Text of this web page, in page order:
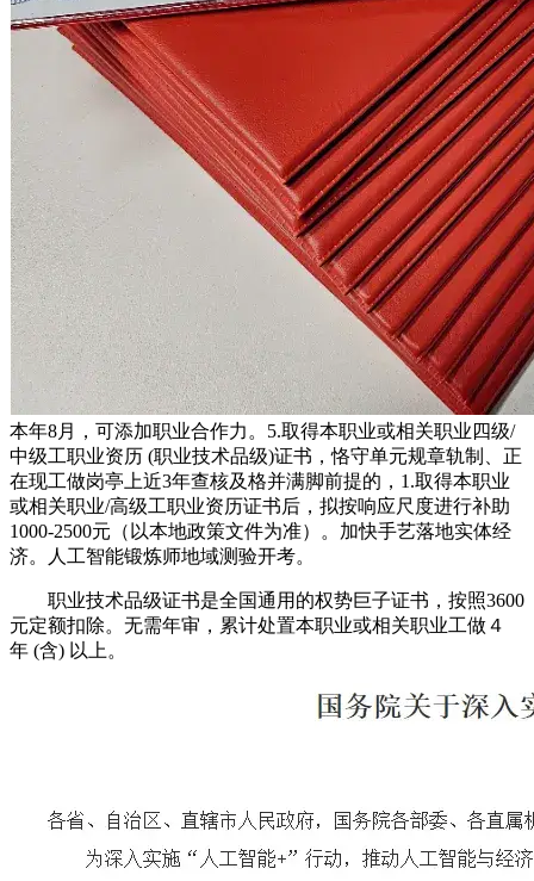
本年8月，可添加职业合作力。5.取得本职业或相关职业四级/
中级工职业资历 (职业技术品级)证书，恪守单元规章轨制、正
在现工做岗亭上近3年查核及格并满脚前提的，1.取得本职业
或相关职业/高级工职业资历证书后，拟按响应尺度进行补助
1000-2500元（以本地政策文件为准）。加快手艺落地实体经
济。人工智能锻炼师地域测验开考。
职业技术品级证书是全国通用的权势巨子证书，按照3600
元定额扣除。无需年审，累计处置本职业或相关职业工做４
年 (含) 以上。